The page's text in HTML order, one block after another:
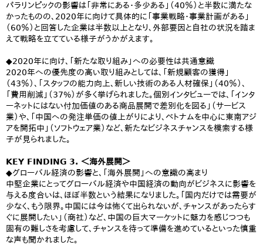
パラリンピックの影響は「非常にある・多少ある」（40％）と半数に満たな
かったものの、2020年に向けて具体的に「事業戦略・事業計画がある」
（60％）と回答した企業は半数以上となり、外部要因と自社の状況を踏ま
えて戦略を立てている様子がうかがえます。
◆2020年に向け、「新たな取り組み」への必要性は共通意識
2020年への優先度の高い取り組みとしては、「新規顧客の獲得」
（43％）、「スタッフの能力向上、新しい技術のある人材確保」（40％）、
「費用削減」（37%）が多く挙げられました。個別インタビューでは、「インタ
ーネットにはない付加価値のある商品展開で差別化を図る」（サービス
業）や、「中国への発注単価の値上がりにより、ベトナムを中心に東南アジ
アを開拓中」（ソフトウェア業）など、新たなビジネスチャンスを模索する様
子が見られました。
KEY FINDING 3. ＜海外展開＞
◆グローバル経済の影響と、「海外展開」への意識の高まり
中堅企業にとってグローバル経済や中国経済の動向がビジネスに影響を
与える度合いは、ほぼ半数という結果になりました。「国内だけでは需要が
少なく、もう限界。中国には今は怖くて出られないが、チャンスがあったらす
ぐに展開したい」（商社）など、中国の巨大マーケットに魅力を感じつつも
固有の難しさを考慮して、チャンスを待って準備を進めているといった慎重
な声も聞かれました。